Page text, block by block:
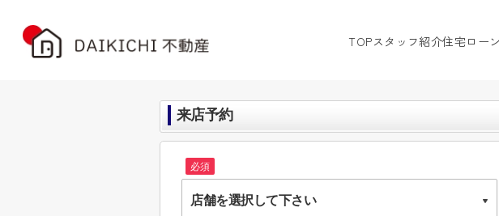
TOPスタッフ紹介住宅ロー
来店予約
必須
店舗を選択して下さい